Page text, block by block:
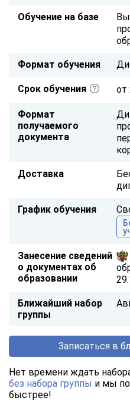
Обучение на базе
Формат обучения
Срок обучения от
Формат
получаемого
документа
Доставка
График обучения
Занесение сведений
о документах об
образовании
Ближайший набор
группы
Записаться в
Нет времени ждать
без набора группы и мы
быстрее!